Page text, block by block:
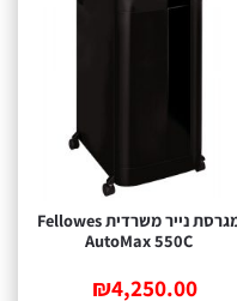
מגרסת נייר משרדית Fellowes
AutoMax 550C
₪4,250.00